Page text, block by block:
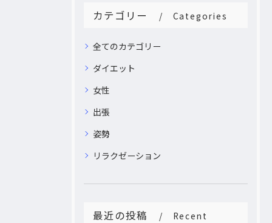
カテゴリー Categories
全てのカテゴリー
ダイエット
女性
出張
姿勢
リラクゼーション
最近の投稿
Recent